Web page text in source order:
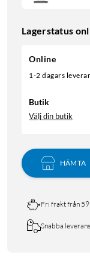
Lagerstatus
Online
1-2 dagars
Butik
Välj din butik
HÄMTA
Fri frakt från
Snabba